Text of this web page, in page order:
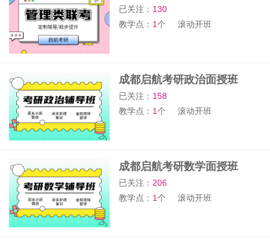
已关注： 130
教学点： 1个 滚动开班
成都启航考研政治面授班
已关注： 158
教学点： 1个 滚动开班
成都启航考研数学面授班
已关注： 206
教学点： 1个 滚动开班